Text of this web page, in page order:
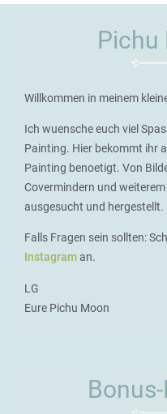
Pichu
Willkommen in meinem
Ich wuensche euch viel
Painting. Hier bekommt ihr
Painting benoetigt. Von
Covermindern und
ausgesucht und hergestellt.
Falls Fragen sein sollten:
Instagraman.
LG
Eure Pichu Moon